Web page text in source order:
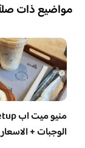
مواضيع ذات
الوجبات +